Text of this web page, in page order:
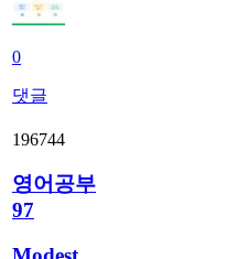
0
댓글
196744
영어공부
97